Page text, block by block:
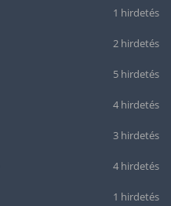
1 hirdetés
2 hirdetés
5 hirdetés
4 hirdetés
3 hirdetés
4 hirdetés
1 hirdetés